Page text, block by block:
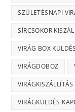
SZÜLETÉSNAPI
SÍRCSOKOR
VIRÁG BOX KÜLDÉS
VIRÁGDOBOZ
VIRÁGKISZÁLLÍTÁS
VIRÁGKÜLDÉS